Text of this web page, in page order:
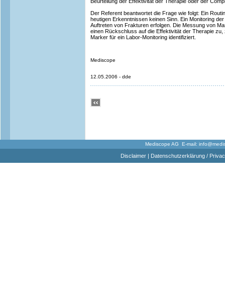
Der Referent beantwortet die Frage wie folgt: Ein
heutigen Erkenntnissen keinen Sinn. Ein Monitoring
Auftreten von Frakturen erfolgen. Die Messung von
einen Rückschluss auf die Effektivität der Therapie
Marker für ein Labor-Monitoring identifiziert.
Mediscope
12.05.2006 - dde
Mediscope AG E-mail:
Disclaimer| Datenschutzerklärung /